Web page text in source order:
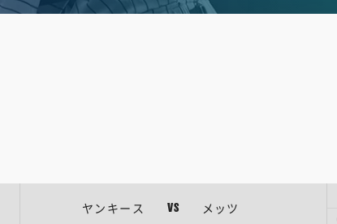
ヤンキース VS メッツ